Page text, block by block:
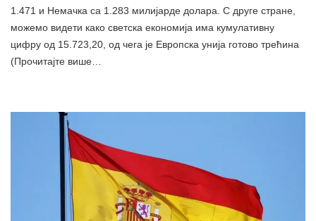
1.471 и Немачка са 1.283 милијарде долара. С друге стране,
можемо видети како светска економија има кумулативну
цифру од 15.723,20, од ​​чега је Европска унија готово трећина
(Прочитајте више…